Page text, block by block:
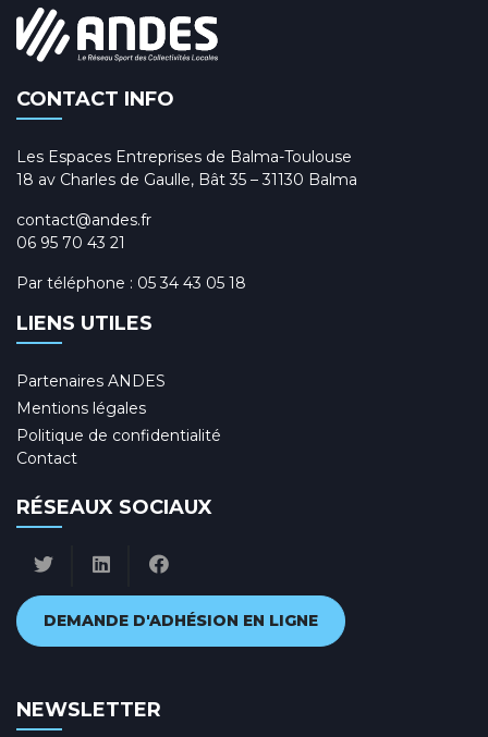
CONTACT INFO
Les Espaces Entreprises de Balma-Toulouse
18 av Charles de Gaulle, Bât 35 – 31130 Balma
contact@andes.fr
06 95 70 43 21
Par téléphone : 05 34 43 05 18
LIENS UTILES
Partenaires ANDES
Mentions légales
Politique de confidentialité
Contact
RÉSEAUX SOCIAUX
DEMANDE D'ADHÉSION EN LIGNE
NEWSLETTER